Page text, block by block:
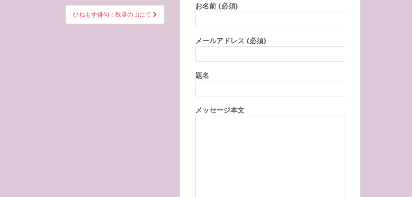
ひねもす俳句：残暑の山にて
お名前 (必須)
メールアドレス (必須)
題名
メッセージ本文